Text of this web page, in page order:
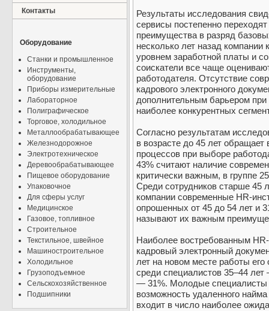
Контакты
Оборудование
Станки и промышленное
Инструменты,
оборудование
Приборы измерительные
Лабораторное
Полиграфическое
Торговое, холодильное
Металлообрабатывающее
Железнодорожное
Электротехническое
Деревообрабатывающее
Пищевое оборудование
Упаковочное
Для сферы услуг
Медицинское
Газовое, топливное
Строительное
Текстильное, швейное
Машиностроительное
Холодильное
Грузоподъемное
Сельскохозяйственное
Подшипники
Результаты исследования
сервисы постепенно переходят
преимущества в разряд
несколько лет назад
уровнем заработной платы и
соискатели все чаще
работодателя. Отсутствие
кадрового электронного
дополнительным барьером
наиболее конкурентных
Согласно результатам
в возрасте до 45 лет
процессов при выборе
43% считают наличие
критически важным, в группе
Среди сотрудников старше 45
компании современные HR-
опрошенных от 45 до 54 лет и
называют их важным
Наиболее востребованным
кадровый электронный
лет на новом месте работы
среди специалистов 35–44
— 31%. Молодые специалисты
возможность удаленного
входит в число наиболее